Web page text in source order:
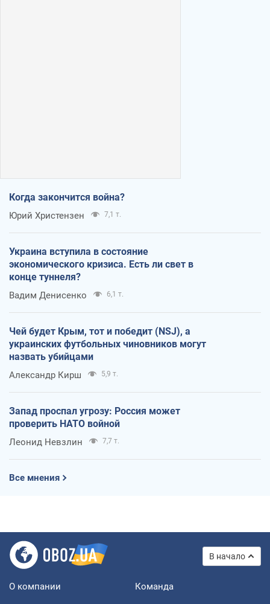
Когда закончится война?
Юрий Христензен 7,1 т.
Украина вступила в состояние
экономического кризиса. Есть ли свет в
конце туннеля?
Вадим Денисенко 6,1 т.
Чей будет Крым, тот и победит (NSJ), а
украинских футбольных чиновников могут
назвать убийцами
Александр Кирш 5,9 т.
Запад проспал угрозу: Россия может
проверить НАТО войной
Леонид Невзлин 7,7 т.
Все мнения
В начало
О компании Команда